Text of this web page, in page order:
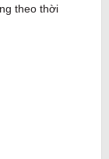
theo thời